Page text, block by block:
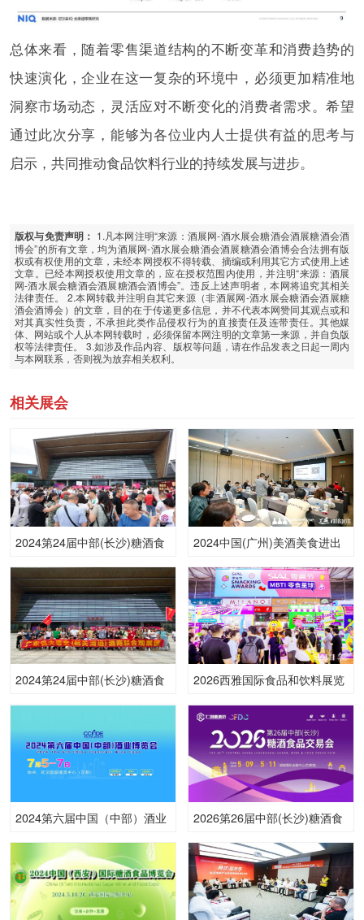
总体来看，随着零售渠道结构的不断变革和消费趋势的
快速演化，企业在这一复杂的环境中，必须更加精准地
洞察市场动态，灵活应对不断变化的消费者需求。希望
通过此次分享，能够为各位业内人士提供有益的思考与
启示，共同推动食品饮料行业的持续发展与进步。
版权与免责声明： 1.凡本网注明“来源：酒展网-酒水展会糖酒会酒展糖酒会酒
博会”的所有文章，均为酒展网-酒水展会糖酒会酒展糖酒会酒博会合法拥有版
权或有权使用的文章，未经本网授权不得转载、摘编或利用其它方式使用上述
文章。已经本网授权使用文章的，应在授权范围内使用，并注明“来源：酒展
网-酒水展会糖酒会酒展糖酒会酒博会”。违反上述声明者，本网将追究其相关
法律责任。 2.本网转载并注明自其它来源（非酒展网-酒水展会糖酒会酒展糖
酒会酒博会）的文章，目的在于传递更多信息，并不代表本网赞同其观点或和
对其真实性负责，不承担此类作品侵权行为的直接责任及连带责任。其他媒
体、网站或个人从本网转载时，必须保留本网注明的文章第一来源，并自负版
权等法律责任。 3.如涉及作品内容、版权等问题，请在作品发表之日起一周内
与本网联系，否则视为放弃相关权利。
相关展会
2024第24届中部(长沙)糖酒食
2024中国(广州)美酒美食进出
国际名酒展览会
2024第24届中部(长沙)糖酒食
2026西雅国际食品和饮料展览
2024第六届中国（中部）酒业
2026第26届中部(长沙)糖酒食